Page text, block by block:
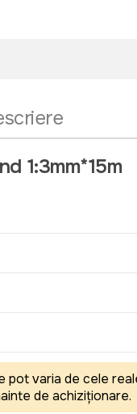
1:3mm*15m
pot varia de cele
de achiziționare.